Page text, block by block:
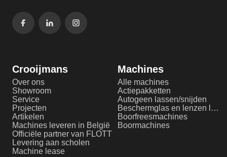
Crooijmans
Over ons
Showroom
Service
Projecten
Artikelen
Machines leveren in België
Officiële partner van FLOTT
Levering aan scholen
Machine lease
Machines
Alle machines
Actiepakketten
Autogeen lassen/snijden
Beschermglas en lenzen laserlassen
Boorfreesmachines
Boormachines